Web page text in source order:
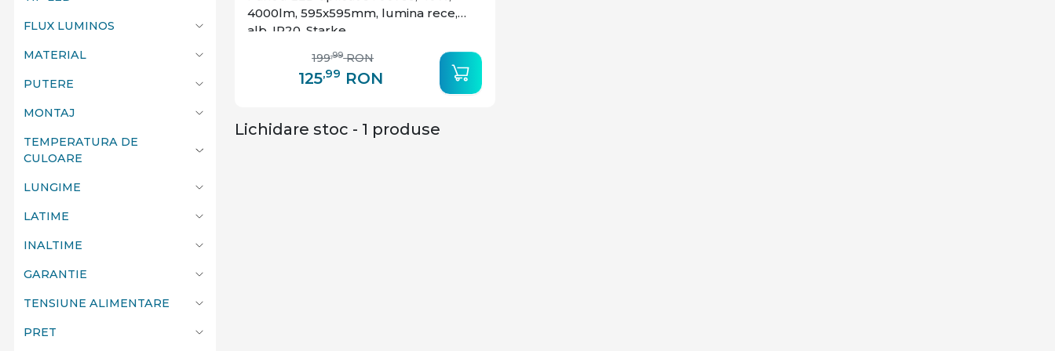
Vito
FLUX LUMINOS
MATERIAL
PUTERE
MONTAJ
TEMPERATURA DE
CULOARE
LUNGIME
LATIME
INALTIME
GARANTIE
TENSIUNE ALIMENTARE
PRET
4000lm, 595x595mm, lumina rece,
alb, IP20, Starke
125,99 RON
199,99 RON
Lichidare stoc - 1 produse